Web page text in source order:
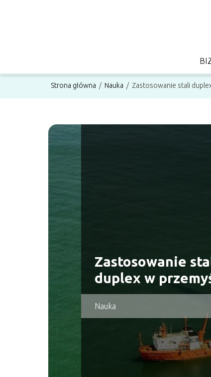
Strona główna / Nauka / Zastosowanie stali
Zastosowanie
duplex w
Nauka